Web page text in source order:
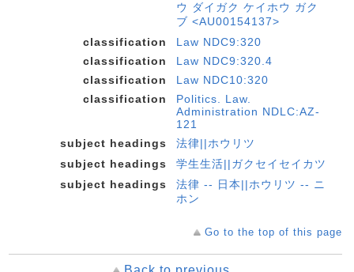
ウ ダイガク ケイホウ ガク
ブ <AU00154137>
classification
Law NDC9:320
classification
Law NDC9:320.4
classification
Law NDC10:320
classification
Politics. Law.
Administration NDLC:AZ-
121
subject headings
法律||ホウリツ
subject headings
学生生活||ガクセイセイカツ
subject headings
法律 -- 日本||ホウリツ -- ニ
ホン
Go to the top of this page